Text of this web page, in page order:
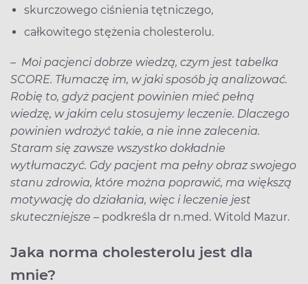
skurczowego ciśnienia tętniczego,
całkowitego stężenia cholesterolu.
– Moi pacjenci dobrze wiedzą, czym jest tabelka
SCORE. Tłumaczę im, w jaki sposób ją analizować.
Robię to, gdyż pacjent powinien mieć pełną
wiedzę, w jakim celu stosujemy leczenie. Dlaczego
powinien wdrożyć takie, a nie inne zalecenia.
Staram się zawsze wszystko dokładnie
wytłumaczyć. Gdy pacjent ma pełny obraz swojego
stanu zdrowia, które można poprawić, ma większą
motywację do działania, więc i leczenie jest
skuteczniejsze – podkreśla dr n.med. Witold Mazur.
Jaka norma cholesterolu jest dla
mnie?